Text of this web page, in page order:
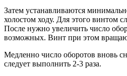
Затем устанавливаются
холостом ходу. Для этого винтом
После нужно увеличить число
возможных. Винт при этом
Медленно число оборотов вновь
следует выполнить 2-3 раза.